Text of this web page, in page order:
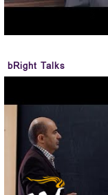
bRight Talks